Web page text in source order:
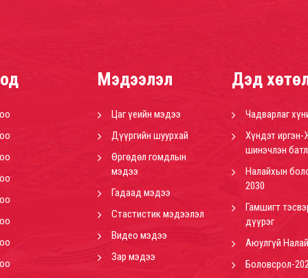
Мэдээлэл
Цаг үеийн мэдээ
Дүүргийн шуурхай
Өргөдөл гомдлын
мэдээ
Гадаад мэдээ
Стастистик мэдээлэл
Видео мэдээ
Зар мэдээ
Дэд
Чадварлаг
Хүндэт
шинэчлэн
Налайхын
2030
Гамшигт
дүүрэг
Аюулгүй
Боловсрол-